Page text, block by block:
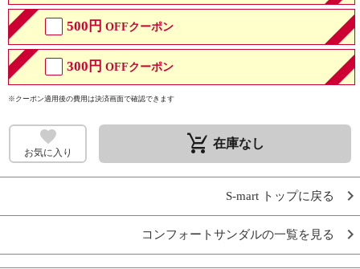
500円 OFFクーポン
300円 OFFクーポン
※クーポン適用後の費用は決済画面で確認できます
お気に入り remove_shopping_cart 在庫なし
S-mart トップに戻る
コンフォートサンダルの一覧を見る